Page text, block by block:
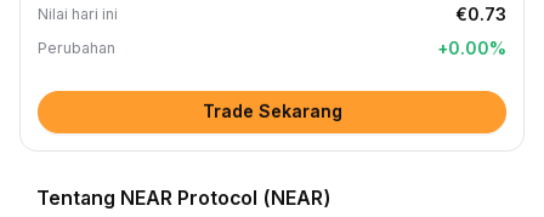
Nilai hari ini €0.73
Perubahan +0.00%
Trade Sekarang
Tentang NEAR Protocol (NEAR)